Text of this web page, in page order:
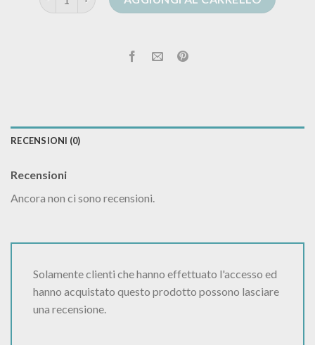
RECENSIONI (0)
Recensioni
Ancora non ci sono recensioni.
Solamente clienti che hanno effettuato l'accesso ed
hanno acquistato questo prodotto possono lasciare
una recensione.